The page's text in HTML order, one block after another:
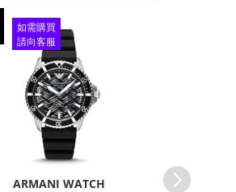
如需購買
請向客服
查詢
ARMANI WATCH